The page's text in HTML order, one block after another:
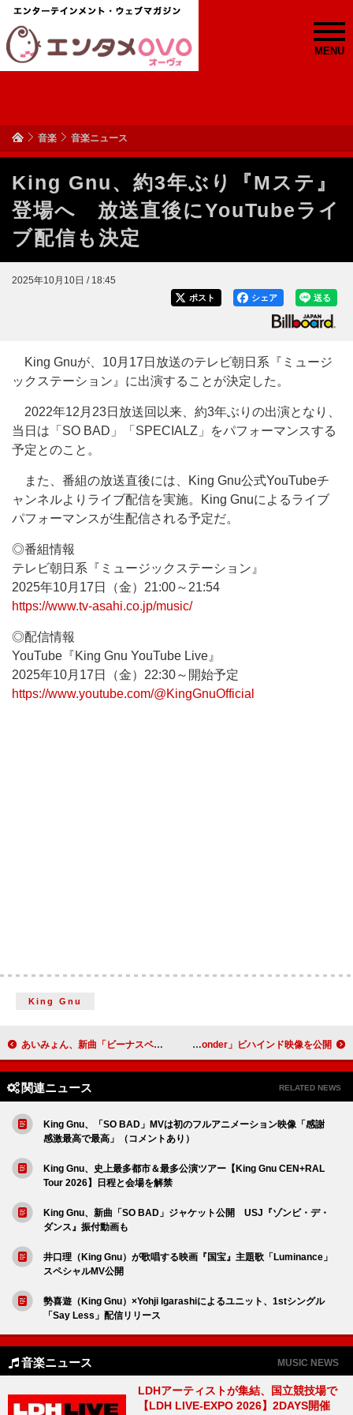
MENU
音楽 音楽ニュース
King Gnu、約3年ぶり『Mステ』
登場へ 放送直後にYouTubeライ
ブ配信も決定
2025年10月10日 / 18:45
送る
シェア
ポスト
King Gnuが、10月17日放送のテレビ朝日系『ミュージ
ックステーション』に出演することが決定した。
2022年12月23日放送回以来、約3年ぶりの出演となり、
当日は「SO BAD」「SPECIALZ」をパフォーマンスする
予定とのこと。
また、番組の放送直後には、King Gnu公式YouTubeチ
ャンネルよりライブ配信を実施。King Gnuによるライブ
パフォーマンスが生配信される予定だ。
◎番組情報
テレビ朝日系『ミュージックステーション』
2025年10月17日（金）21:00～21:54
https://www.tv-asahi.co.jp/music/
◎配信情報
YouTube『King Gnu YouTube Live』
2025年10月17日（金）22:30～開始予定
https://www.youtube.com/@KingGnuOfficial
King Gnu
あいみょん、新曲「ビーナスベルト」サビ部分を公開 BE:FIRST、ダンスパフォーマンス撮影風景を収めた「Stare In Wonder」ビハインド映像を公開
関連ニュース RELATED NEWS
King Gnu、「SO BAD」MVは初のフルアニメーション映像「感謝
感激最高で最高」（コメントあり）
King Gnu、史上最多都市＆最多公演ツアー【King Gnu CEN+RAL
Tour 2026】日程と会場を解禁
King Gnu、新曲「SO BAD」ジャケット公開 USJ『ゾンビ・デ・
ダンス』振付動画も
井口理（King Gnu）が歌唱する映画『国宝』主題歌「Luminance」
スペシャルMV公開
勢喜遊（King Gnu）×Yohji Igarashiによるユニット、1stシングル
「Say Less」配信リリース
音楽ニュース MUSIC NEWS
LDHアーティストが集結、国立競技場で
【LDH LIVE-EXPO 2026】2DAYS開催